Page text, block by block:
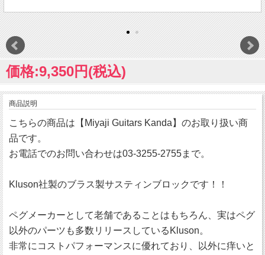
価格:9,350円(税込)
商品説明
こちらの商品は【Miyaji Guitars Kanda】のお取り扱い商
品です。
お電話でのお問い合わせは03-3255-2755まで。
Kluson社製のブラス製サスティンブロックです！！
ペグメーカーとして老舗であることはもちろん、実はペグ
以外のパーツも多数リリースしているKluson。
非常にコストパフォーマンスに優れており、以外に痒いと